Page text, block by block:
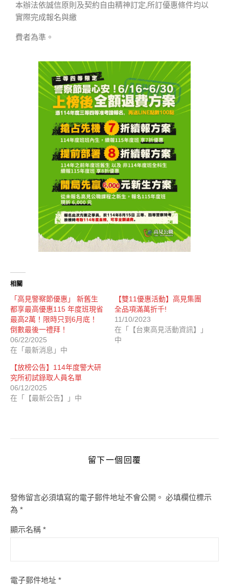
本辦法依誠信原則及契約自由精神訂定,所訂優惠條件均以
實際完成報名與繳
費者為準。
相關
「高見警察節優惠」 新舊生
都享最高優惠115 年度班現省
最高2萬！限時只到6月底！
倒數最後一禮拜！
06/22/2025
在「最新消息」中
【雙11優惠活動】高見集團
全品項滿萬折千!
11/10/2023
在「【台東高見活動資訊】」
中
【放榜公告】114年度警大研
究所初試錄取人員名單
06/12/2025
在「【最新公告】」中
留下一個回覆
發佈留言必須填寫的電子郵件地址不會公開。 必填欄位標示
為 *
顯示名稱 *
電子郵件地址 *